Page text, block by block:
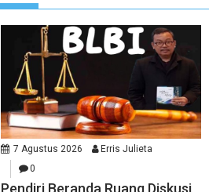
7 Agustus 2026
Erris Julieta
0
Pendiri Beranda Ruang Diskusi